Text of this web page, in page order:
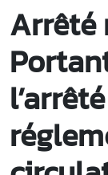
Arrêté